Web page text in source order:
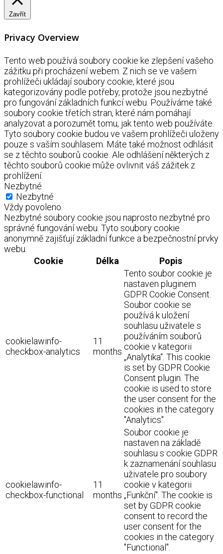
Zavřít
Privacy Overview
Tento web používá soubory cookie ke zlepšení vašeho
zážitku při procházení webem. Z nich se ve vašem
prohlížeči ukládají soubory cookie, které jsou
kategorizovány podle potřeby, protože jsou nezbytné
pro fungování základních funkcí webu. Používáme také
soubory cookie třetích stran, které nám pomáhají
analyzovat a porozumět tomu, jak tento web používáte.
Tyto soubory cookie budou ve vašem prohlížeči uloženy
pouze s vaším souhlasem. Máte také možnost odhlásit
se z těchto souborů cookie. Ale odhlášení některých z
těchto souborů cookie může ovlivnit váš zážitek z
prohlížení.
Nezbytné
Nezbytné
Vždy povoleno
Nezbytné soubory cookie jsou naprosto nezbytné pro
správné fungování webu. Tyto soubory cookie
anonymně zajišťují základní funkce a bezpečnostní prvky
webu.
Cookie
Délka Popis
cookielawinfo-
checkbox-analytics
11
months
Tento soubor cookie je
nastaven pluginem
GDPR Cookie Consent.
Soubor cookie se
používá k uložení
souhlasu uživatele s
používáním souborů
cookie v kategorii
„Analytika“. This cookie
is set by GDPR Cookie
Consent plugin. The
cookie is used to store
the user consent for the
cookies in the category
"Analytics".
cookielawinfo-
checkbox-functional
11
months
Soubor cookie je
nastaven na základě
souhlasu s cookie GDPR
k zaznamenání souhlasu
uživatele pro soubory
cookie v kategorii
„Funkční“. The cookie is
set by GDPR cookie
consent to record the
user consent for the
cookies in the category
"Functional".